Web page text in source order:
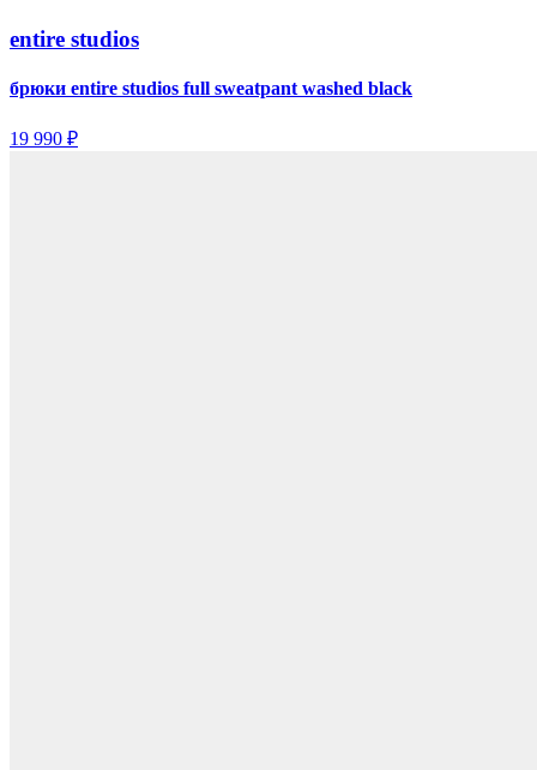
entire studios
брюки entire studios full sweatpant washed black
19 990 ₽